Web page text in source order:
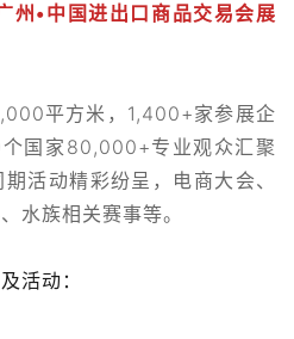
•中国进出口商品交易会展
平方米，1,400+家参展企
国家80,000+专业观众汇聚
活动精彩纷呈，电商大会、
水族相关赛事等。
活动：